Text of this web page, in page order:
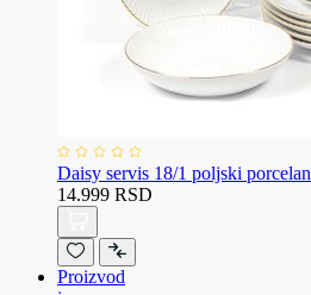
Daisy servis 18/1 poljski porcelan
14.999 RSD
Proizvod